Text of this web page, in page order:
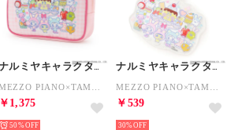
ナルミヤキャラクターズ
MEZZO PIANO×TAMAGOTCHI ポーチ （ピンク）
￥1,375
50%
ナルミヤキャラクターズ
MEZZO PIANO×TAMAGOTCHI アクリルキーホルダー （マルチ）
￥539
30%